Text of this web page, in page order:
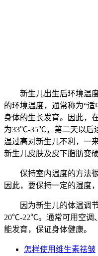
新生儿出生后环境温度
的环境温度，通常称为“
身体的生长发育。因此，
为33℃-35℃，第二天以后
温过高对新生儿不利，一
新生儿皮肤及皮下脂肪变
保持室内温度的方法很
因此，要保持一定的湿度
因为新生儿的体温调节
20℃-22℃。通常可用空调
能发育，保证身体健康。
怎样使用维生素祛皱